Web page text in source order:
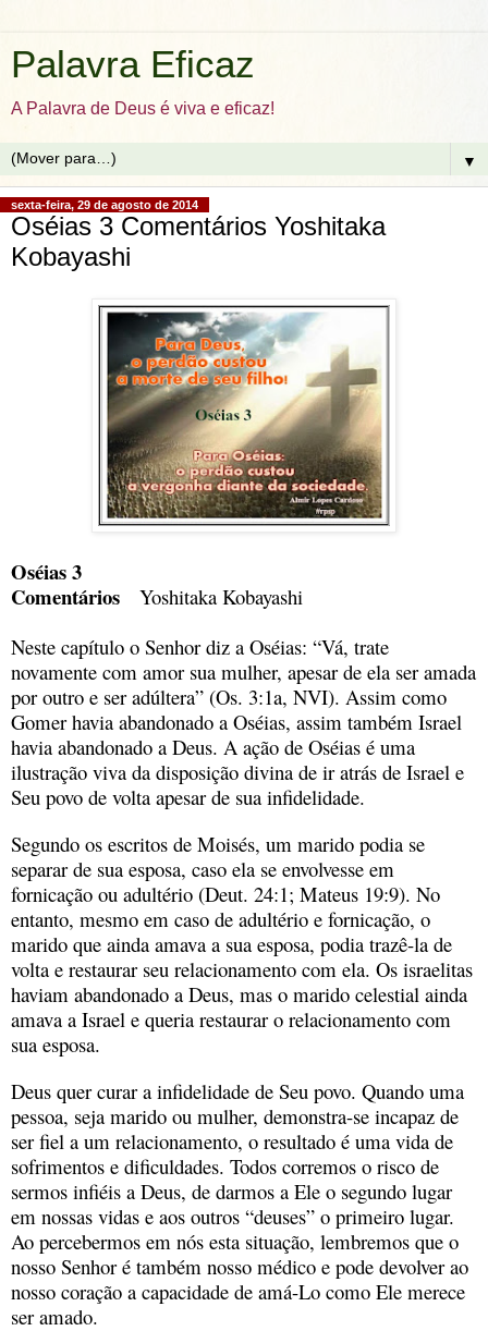
Palavra Eficaz
A Palavra de Deus é viva e eficaz!
▼
sexta-feira, 29 de agosto de 2014
Oséias 3 Comentários Yoshitaka
Kobayashi
Oséias 3
Comentários
Yoshitaka Kobayashi
Neste capítulo o Senhor diz a Oséias: “Vá, trate
novamente com amor sua mulher, apesar de ela ser amada
por outro e ser adúltera” (Os. 3:1a, NVI). Assim como
Gomer havia abandonado a Oséias, assim também Israel
havia abandonado a Deus. A ação de Oséias é uma
ilustração viva da disposição divina de ir atrás de Israel e
Seu povo de volta apesar de sua infidelidade.
Segundo os escritos de Moisés, um marido podia se
separar de sua esposa, caso ela se envolvesse em
fornicação ou adultério (Deut. 24:1; Mateus 19:9). No
entanto, mesmo em caso de adultério e fornicação, o
marido que ainda amava a sua esposa, podia trazê-la de
volta e restaurar seu relacionamento com ela. Os israelitas
haviam abandonado a Deus, mas o marido celestial ainda
amava a Israel e queria restaurar o relacionamento com
sua esposa.
Deus quer curar a infidelidade de Seu povo. Quando uma
pessoa, seja marido ou mulher, demonstra-se incapaz de
ser fiel a um relacionamento, o resultado é uma vida de
sofrimentos e dificuldades. Todos corremos o risco de
sermos infiéis a Deus, de darmos a Ele o segundo lugar
em nossas vidas e aos outros “deuses” o primeiro lugar.
Ao percebermos em nós esta situação, lembremos que o
nosso Senhor é também nosso médico e pode devolver ao
nosso coração a capacidade de amá-Lo como Ele merece
ser amado.